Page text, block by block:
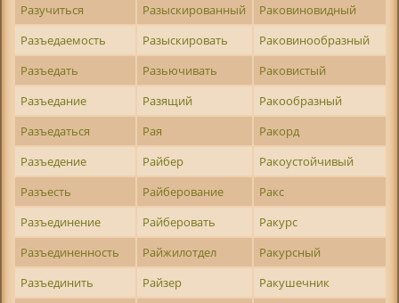
Разучиться
Разыскированный
Раковиновидный
Разъедаемость
Разыскировать
Раковинообразный
Разъедать
Разьючивать
Раковистый
Разъедание
Разящий
Ракообразный
Разъедаться
Рая
Ракорд
Разъедение
Райбер
Ракоустойчивый
Разъесть
Райберование
Ракс
Разъединение
Райберовать
Ракурс
Разъединенность
Райжилотдел
Ракурсный
Разъединить
Райзер
Ракушечник